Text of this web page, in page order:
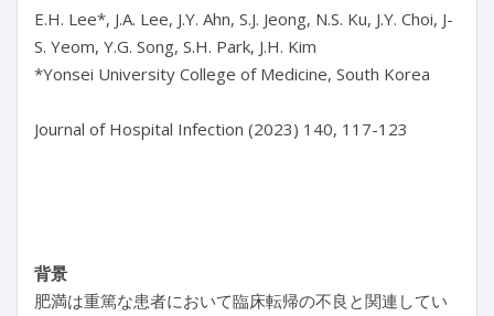
E.H. Lee*, J.A. Lee, J.Y. Ahn, S.J. Jeong, N.S. Ku, J.Y. Choi, J-
S. Yeom, Y.G. Song, S.H. Park, J.H. Kim
*Yonsei University College of Medicine, South Korea
Journal of Hospital Infection (2023) 140, 117-123
背景
肥満は重篤な患者において臨床転帰の不良と関連してい